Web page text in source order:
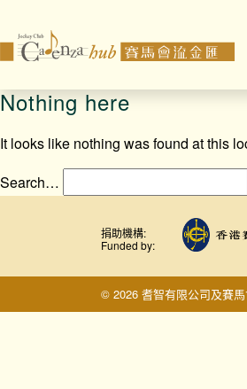
Nothing here
It looks like nothing was found at this
Search…
捐助機構:
Funded by:
© 2026 耆智有限公司及賽